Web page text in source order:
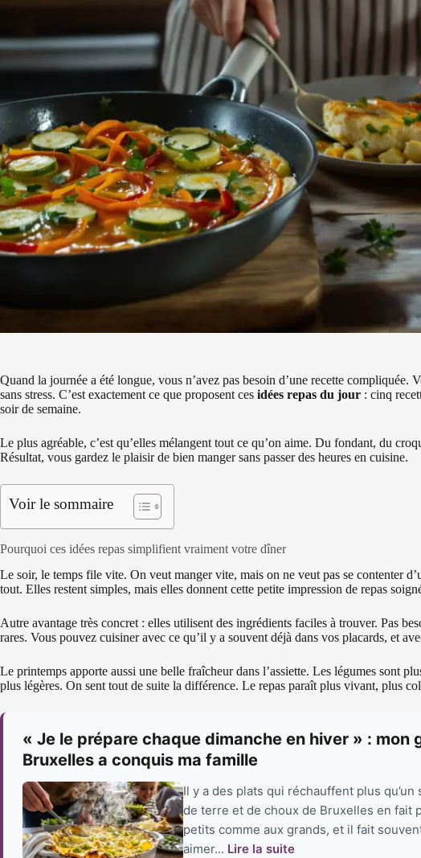
Quand la journée a été longue, vous n’avez pas besoin d’une recette compliquée.
sans stress. C’est exactement ce que proposent ces idées repas du jour : cinq
soir de semaine.
Le plus agréable, c’est qu’elles mélangent tout ce qu’on aime. Du fondant, du
Résultat, vous gardez le plaisir de bien manger sans passer des heures en cuisine.
Voir le sommaire
Pourquoi ces idées repas simplifient vraiment votre dîner
Le soir, le temps file vite. On veut manger vite, mais on ne veut pas se contenter
tout. Elles restent simples, mais elles donnent cette petite impression de repas
Autre avantage très concret : elles utilisent des ingrédients faciles à trouver. Pas
rares. Vous pouvez cuisiner avec ce qu’il y a souvent déjà dans vos placards, et
Le printemps apporte aussi une belle fraîcheur dans l’assiette. Les légumes sont
plus légères. On sent tout de suite la différence. Le repas paraît plus vivant, plus
« Je le prépare chaque dimanche en hiver » :
Bruxelles a conquis ma famille
Il y a des plats qui réchauffent plus
de terre et de choux de Bruxelles en fait
petits comme aux grands, et il fait
aimer... Lire la suite